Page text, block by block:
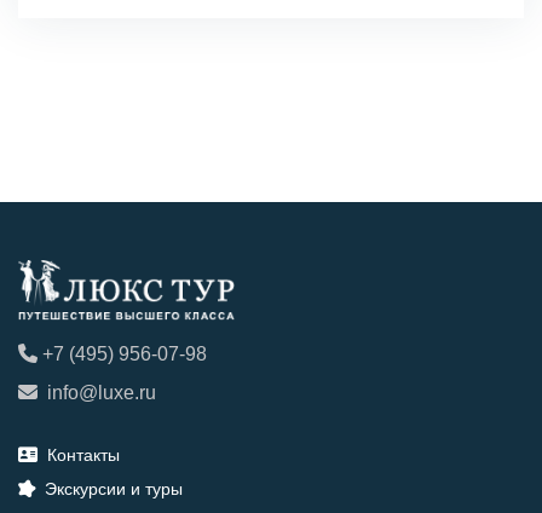
+7 (495) 956-07-98
info@luxe.ru
Контакты
Экскурсии и туры